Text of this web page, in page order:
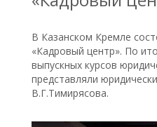
В Казанском Кремле
«Кадровый центр». По
выпускных курсов
представляли
В.Г.Тимирясова.